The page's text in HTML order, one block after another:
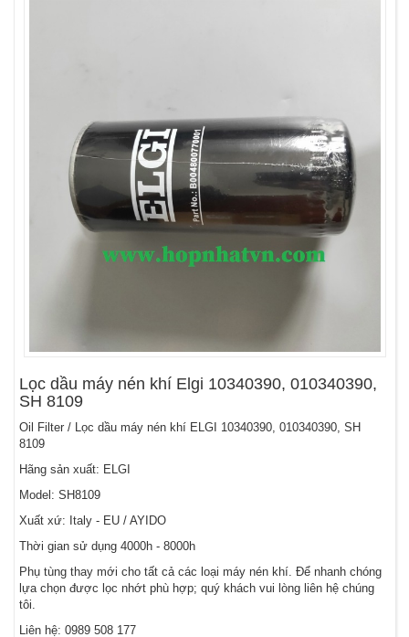
Lọc dầu máy nén khí Elgi 10340390, 010340390,
SH 8109
Oil Filter / Lọc dầu máy nén khí ELGI 10340390, 010340390, SH
8109
Hãng sản xuất: ELGI
Model: SH8109
Xuất xứ: Italy - EU / AYIDO
Thời gian sử dụng 4000h - 8000h
Phụ tùng thay mới cho tất cả các loại máy nén khí. Để nhanh chóng
lựa chọn được lọc nhớt phù hợp; quý khách vui lòng liên hệ chúng
tôi.
Liên hệ: 0989 508 177